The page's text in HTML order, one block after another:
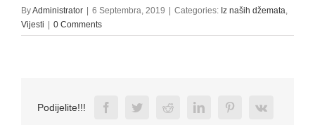
ByAdministrator 6 Septembra, 2019 Categories: Iz naših džemata,
Vijesti
0 Comments
Podijelite!!! FacebookTwitterRedditLinkedInPinterestVk